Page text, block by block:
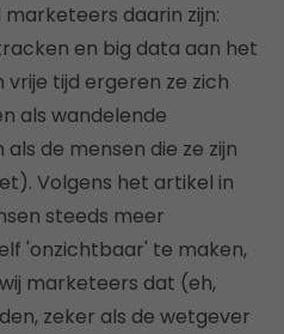
daarin zijn:
en big data aan het
tijd ergeren ze zich
als wandelende
de mensen die ze zijn
Volgens het artikel in
steeds meer
'onzichtbaar' te maken,
marketeers dat (eh,
zeker als de wetgever